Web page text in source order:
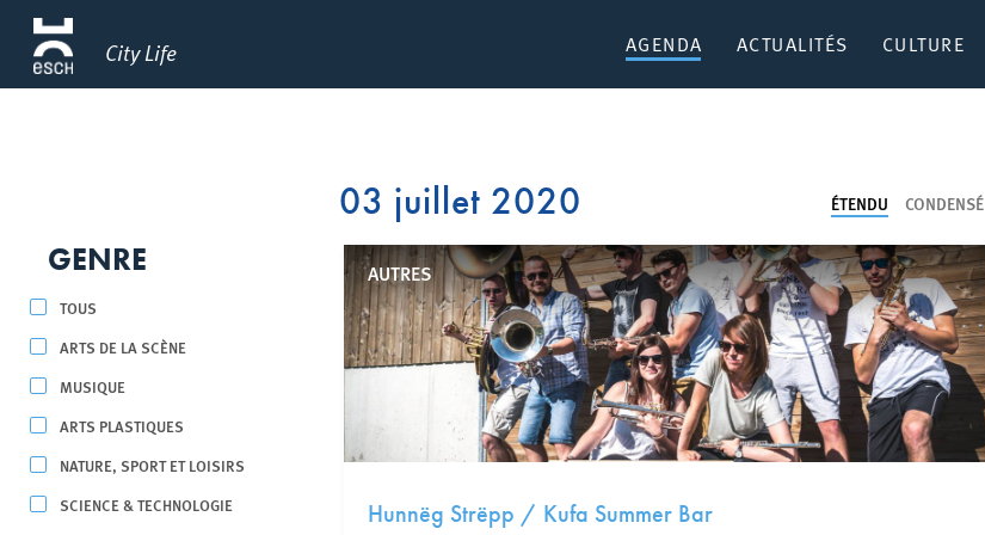
City Life AGENDA ACTUALITÉS CULTURE
GENRE
TOUS
ARTS DE LA SCÈNE
MUSIQUE
ARTS PLASTIQUES
NATURE, SPORT ET LOISIRS
SCIENCE & TECHNOLOGIE
ÉTENDU CONDENSÉ
03 juillet 2020
AUTRES
Hunnëg Strëpp / Kufa Summer Bar